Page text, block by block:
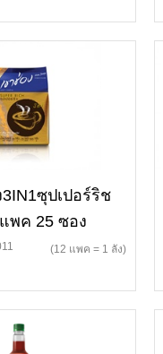
3IN1ซุปเปอร์ริช
พค 25 ซอง
(12 แพค = 1 ลัง)